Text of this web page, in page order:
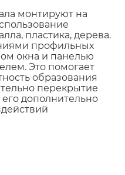
монтируют на
пластика, дерева.
профильных
окна и панелью
Это помогает
образования
перекрытие
дополнительно